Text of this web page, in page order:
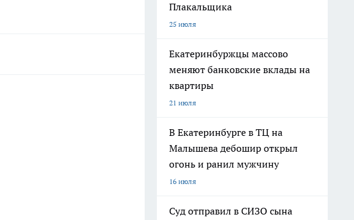
Плакальщика
25 июля
Екатеринбуржцы массово
меняют банковские вклады на
квартиры
21 июля
В Екатеринбурге в ТЦ на
Малышева дебошир открыл
огонь и ранил мужчину
16 июля
Суд отправил в СИЗО сына